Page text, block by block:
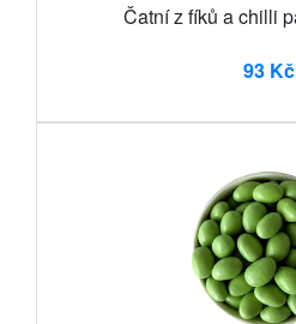
Čatní z fíků a chilli
93 Kč